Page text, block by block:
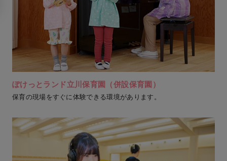
ぽけっとランド立川保育園（併設保育園）
保育の現場をすぐに体験できる環境があります。